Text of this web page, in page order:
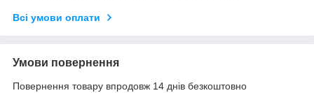
Всі умови оплати
Умови повернення
Повернення товару впродовж 14 днів безкоштовно